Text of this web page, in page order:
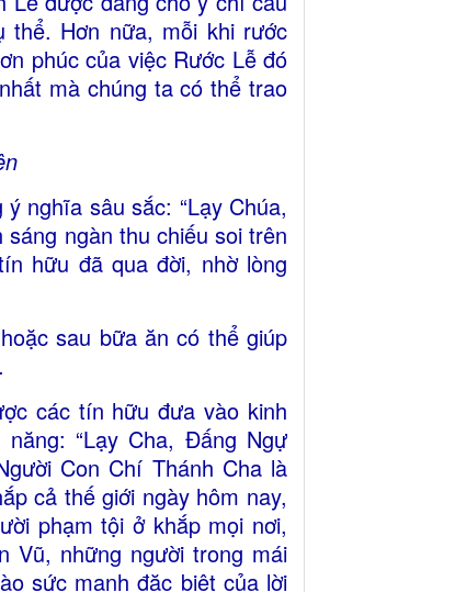
thể. Hơn nữa, mỗi khi rước
phúc của việc Rước Lễ đó
mà chúng ta có thể trao
nghĩa sâu sắc: “Lạy Chúa,
ngàn thu chiếu soi trên
hữu đã qua đời, nhờ lòng
sau bữa ăn có thể giúp
các tín hữu đưa vào kinh
“Lạy Cha, Đấng Ngự
Con Chí Thánh Cha là
cả thế giới ngày hôm nay,
phạm tội ở khắp mọi nơi,
Vũ, những người trong mái
sức mạnh đặc biệt của lời